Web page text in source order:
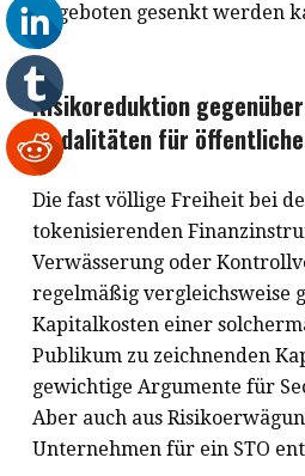
Angeboten gesenkt werden
Risikoreduktion
Modalitäten für
Die fast völlige Freiheit bei
tokenisierenden
Verwässerung oder
regelmäßig vergleichsweise
Kapitalkosten einer
Publikum zu zeichnenden
gewichtige Argumente für
Aber auch aus
Unternehmen für ein STO